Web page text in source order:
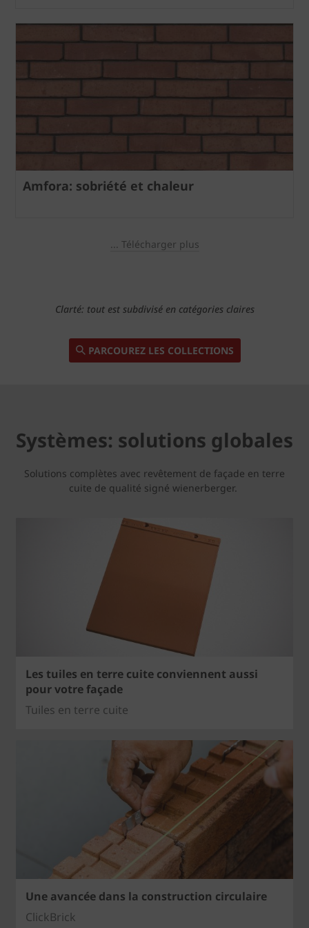
Amfora: sobriété et chaleur
... Télécharger plus
Clarté: tout est subdivisé en catégories claires
PARCOUREZ LES COLLECTIONS
Systèmes: solutions globales
Solutions complètes avec revêtement de façade en terre
cuite de qualité signé wienerberger.
Les tuiles en terre cuite conviennent aussi
pour votre façade
Tuiles en terre cuite
Une avancée dans la construction circulaire
ClickBrick